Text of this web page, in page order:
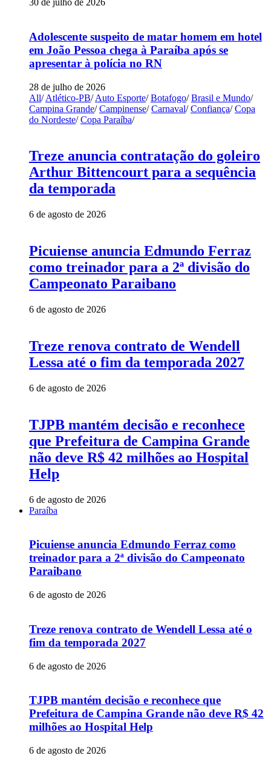
30 de julho de 2026
Adolescente suspeito de matar homem em hotel
em João Pessoa chega à Paraíba após se
apresentar à polícia no RN
28 de julho de 2026
All/ Atlético-PB/ Auto Esporte/ Botafogo/ Brasil e Mundo/
Campina Grande/ Campinense/ Carnaval/ Confiança/ Copa
do Nordeste/ Copa Paraíba/
Treze anuncia contratação do goleiro
Arthur Bittencourt para a sequência
da temporada
6 de agosto de 2026
Picuiense anuncia Edmundo Ferraz
como treinador para a 2ª divisão do
Campeonato Paraibano
6 de agosto de 2026
Treze renova contrato de Wendell
Lessa até o fim da temporada 2027
6 de agosto de 2026
TJPB mantém decisão e reconhece
que Prefeitura de Campina Grande
não deve R$ 42 milhões ao Hospital
Help
6 de agosto de 2026
Paraíba
Picuiense anuncia Edmundo Ferraz como
treinador para a 2ª divisão do Campeonato
Paraibano
6 de agosto de 2026
Treze renova contrato de Wendell Lessa até o
fim da temporada 2027
6 de agosto de 2026
TJPB mantém decisão e reconhece que
Prefeitura de Campina Grande não deve R$ 42
milhões ao Hospital Help
6 de agosto de 2026